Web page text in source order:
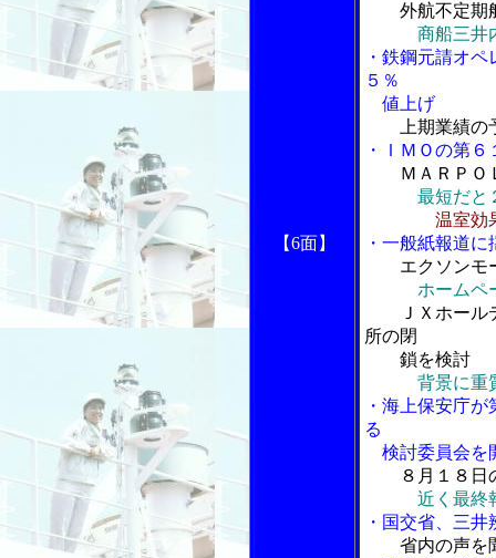
【6面】
外航不定期
商船三
・鉄鋼元請オ
５％
値上げ
上期業績
・ＩＭＯの第
ＭＡＲＰ
最短だと
温室効
・一般紙報道
エクソンモ
ホームペ
ＪＸホー
所の閉
鎖を検討
背景に重質
・海上保安庁
る
検討委員会を
８月１８日
近く最終報
・国交省、三
省内の声を